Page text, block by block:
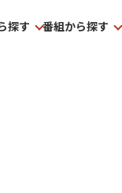
探す 番組から探す